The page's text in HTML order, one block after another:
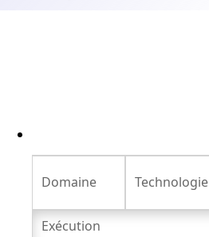
Domaine Technologie
Exécution